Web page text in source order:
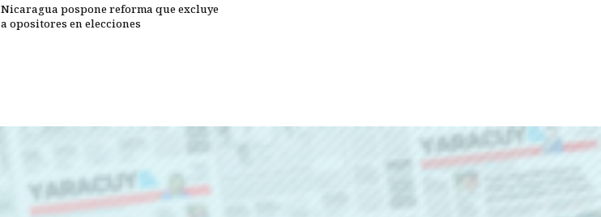
Nicaragua pospone reforma que excluye
a opositores en elecciones